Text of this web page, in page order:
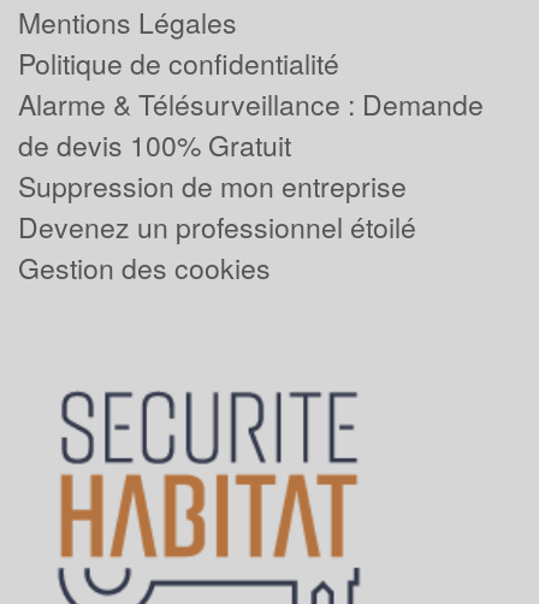
Mentions Légales
Politique de confidentialité
Alarme & Télésurveillance : Demande
de devis 100% Gratuit
Suppression de mon entreprise
Devenez un professionnel étoilé
Gestion des cookies